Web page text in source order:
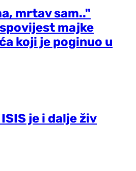
mrtav sam.."
majke
koji je poginuo u
je i dalje živ